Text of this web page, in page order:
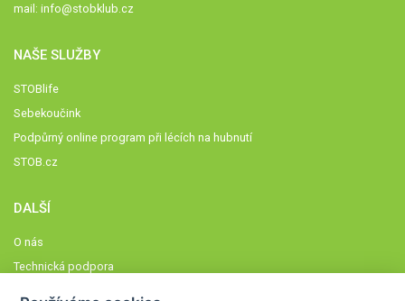
mail: info@stobklub.cz
NAŠE SLUŽBY
STOBlife
Sebekoučink
Podpůrný online program při lécích na hubnutí
STOB.cz
DALŠÍ
O nás
Technická podpora